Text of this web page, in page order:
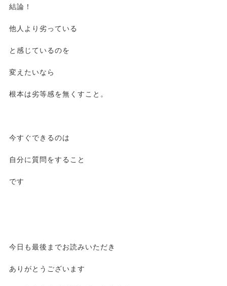
結論！
他人より劣っている
と感じているのを
変えたいなら
根本は劣等感を無くすこと。
今すぐできるのは
自分に質問をすること
です
今日も最後までお読みいただき
ありがとうございます